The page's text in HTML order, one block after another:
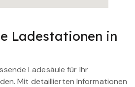
Ladestationen in
Ladesäule für Ihr
Mit detaillierten Informationen